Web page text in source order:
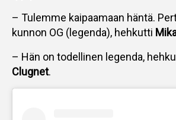
– Tulemme kaipaamaan häntä.
kunnon OG (legenda), hehkutti
– Hän on todellinen legenda,
Clugnet.